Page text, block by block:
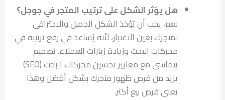
هل يؤثر الشكل على ترتيب المتجر في جوجل؟
نعم، يجب أن يُؤخذ الشكل الجميل والاحترافي
لمتجرك بعين الاعتبار، لأنه يُساعد في رفع ترتيبه في
محركات البحث وزيادة زيارات العملاء. تصميم
يتماشى مع معايير تحسين محركات البحث (SEO)
يزيد من فرص ظهور متجرك بشكل أفضل وهذا
يعني فرص بيع أكثر.